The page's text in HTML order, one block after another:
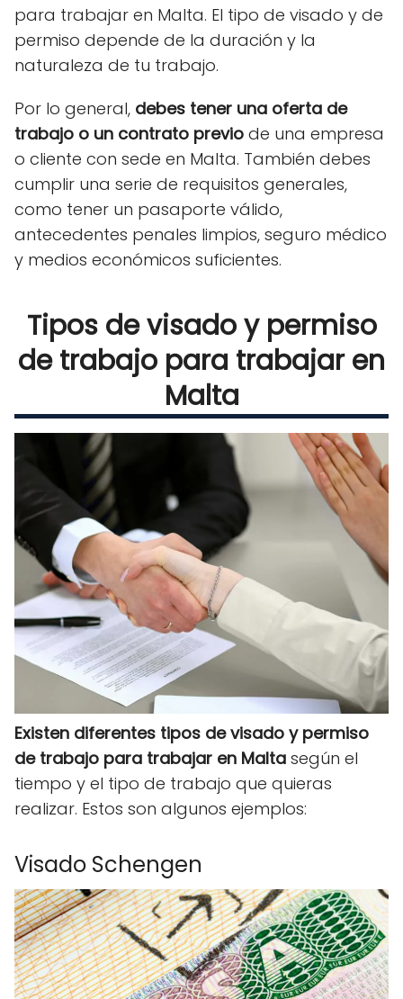
para trabajar en Malta. El tipo de visado y de
permiso depende de la duración y la
naturaleza de tu trabajo.
Por lo general, debes tener una oferta de
trabajo o un contrato previo de una empresa
o cliente con sede en Malta. También debes
cumplir una serie de requisitos generales,
como tener un pasaporte válido,
antecedentes penales limpios, seguro médico
y medios económicos suficientes.
Tipos de visado y permiso
de trabajo para trabajar en
Malta
Existen diferentes tipos de visado y permiso
de trabajo para trabajar en Malta según el
tiempo y el tipo de trabajo que quieras
realizar. Estos son algunos ejemplos:
Visado Schengen